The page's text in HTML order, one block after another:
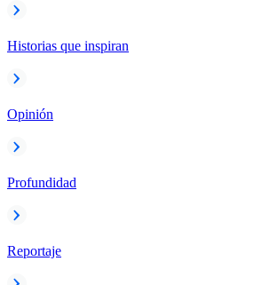
Historias que inspiran
Opinión
Profundidad
Reportaje